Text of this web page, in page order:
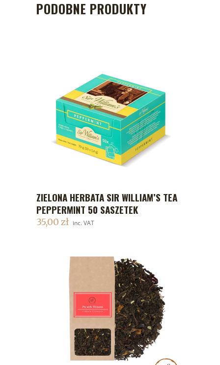
PODOBNE PRODUKTY
DODAJ DO KOSZYKA
ZIELONA HERBATA SIR WILLIAM’S TEA
PEPPERMINT 50 SASZETEK
35,00 zł inc. VAT